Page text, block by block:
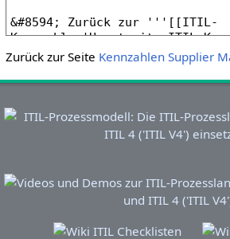
Zurück zur Seite Kennzahlen Supplier